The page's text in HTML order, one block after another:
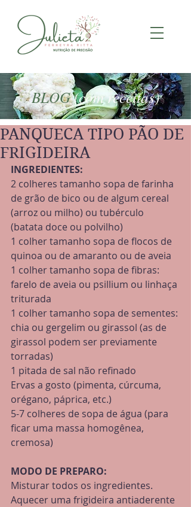
BLOG(com receitas)
PANQUECA TIPO PÃO DE
FRIGIDEIRA
INGREDIENTES:
2 colheres tamanho sopa de farinha
de grão de bico ou de algum cereal
(arroz ou milho) ou tubérculo
(batata doce ou polvilho)
1 colher tamanho sopa de flocos de
quinoa ou de amaranto ou de aveia
1 colher tamanho sopa de fibras:
farelo de aveia ou psillium ou linhaça
triturada
1 colher tamanho sopa de sementes:
chia ou gergelim ou girassol (as de
girassol podem ser previamente
torradas)
1 pitada de sal não refinado
Ervas a gosto (pimenta, cúrcuma,
orégano, páprica, etc.)
5-7 colheres de sopa de água (para
ficar uma massa homogênea,
cremosa)
MODO DE PREPARO:
Misturar todos os ingredientes.
Aquecer uma frigideira antiaderente